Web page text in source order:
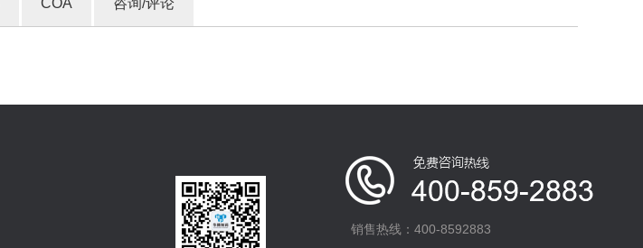
COA 咨询/评论
销售热线：400-8592883